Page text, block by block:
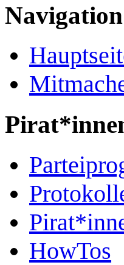
Navigation
HowTos